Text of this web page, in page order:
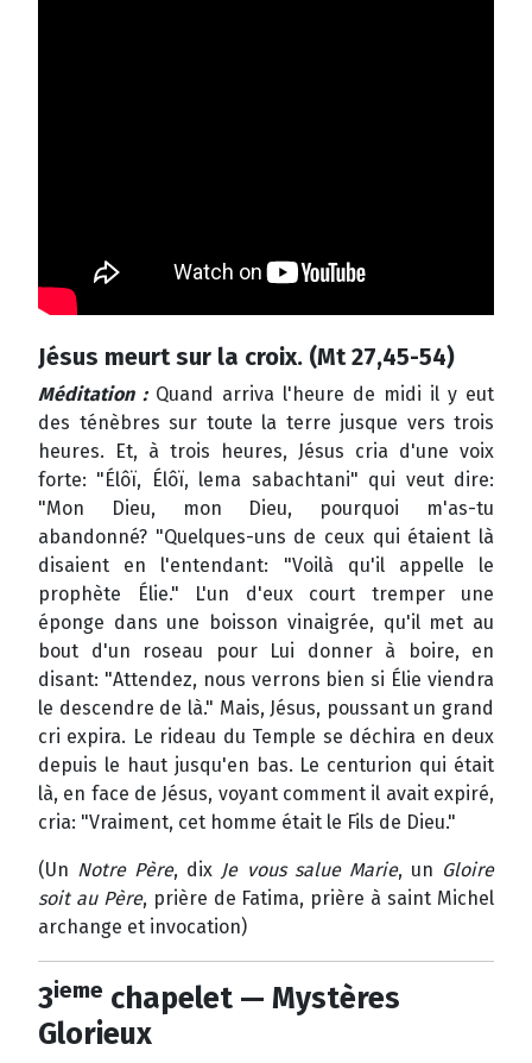
Jésus meurt sur la croix. (Mt 27,45-54)
Méditation : Quand arriva l'heure de midi il y eut
des ténèbres sur toute la terre jusque vers trois
heures. Et, à trois heures, Jésus cria d'une voix
forte: "Élôï, Élôï, lema sabachtani" qui veut dire:
"Mon Dieu, mon Dieu, pourquoi m'as-tu
abandonné? "Quelques-uns de ceux qui étaient là
disaient en l'entendant: "Voilà qu'il appelle le
prophète Élie." L'un d'eux court tremper une
éponge dans une boisson vinaigrée, qu'il met au
bout d'un roseau pour Lui donner à boire, en
disant: "Attendez, nous verrons bien si Élie viendra
le descendre de là." Mais, Jésus, poussant un grand
cri expira. Le rideau du Temple se déchira en deux
depuis le haut jusqu'en bas. Le centurion qui était
là, en face de Jésus, voyant comment il avait expiré,
cria: "Vraiment, cet homme était le Fils de Dieu."
(Un Notre Père, dix Je vous salue Marie, un Gloire
soit au Père, prière de Fatima, prière à saint Michel
archange et invocation)
3ieme chapelet — Mystères
Glorieux